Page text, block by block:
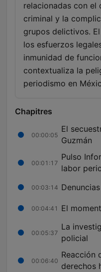
relacionadas con el
criminal y la
grupos delictivos.
los esfuerzos
inmunidad de
contextualiza la
periodismo en
Chapitres
00:00:05
El
Guzmán
00:01:17
Pulso
labor
00:03:14
00:04:41 El
00:05:37
La
policial
00:06:40
Reacción
derechos